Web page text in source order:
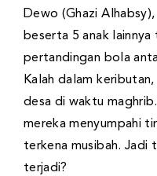
Dewo (Ghazi
beserta 5 anak
pertandingan bola
Kalah dalam
desa di waktu
mereka menyumpahi
terkena musibah. Jadi
terjadi?